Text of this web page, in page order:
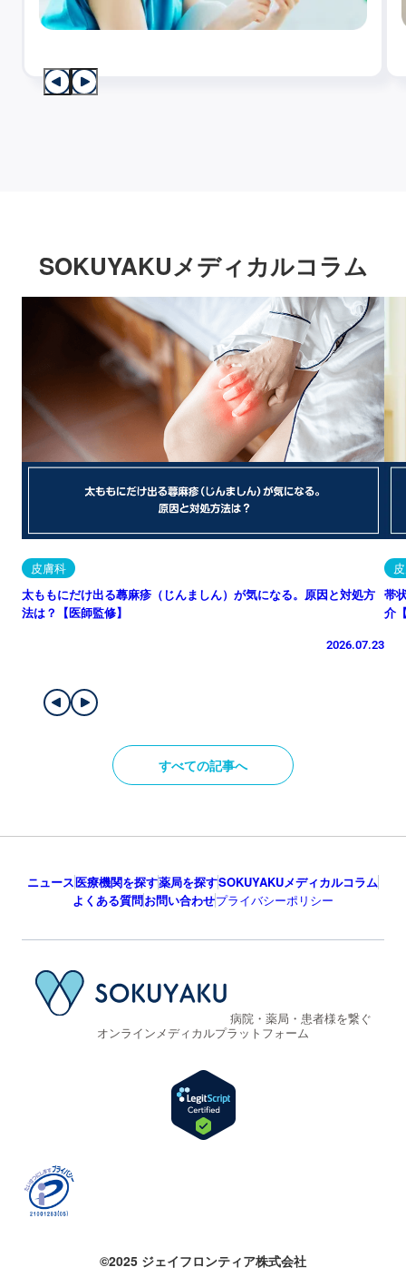
SOKUYAKUメディカルコラム
皮膚科
太ももにだけ出る蕁麻疹（じんましん）が気になる。原因と対処方
法は？【医師監修】
2026.07.23
帯
介
すべての記事へ
ニュース医療機関を探す薬局を探すSOKUYAKUメディカルコラム
よくある質問お問い合わせプライバシーポリシー
病院・薬局・患者様を繋ぐ
オンラインメディカルプラットフォーム
©2025 ジェイフロンティア株式会社